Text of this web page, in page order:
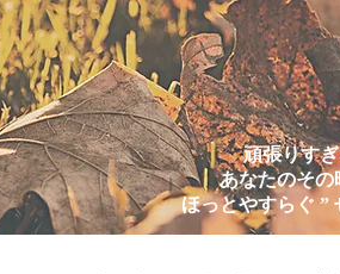
頑張りす
あなたのその
ほっとやすらぐ ”